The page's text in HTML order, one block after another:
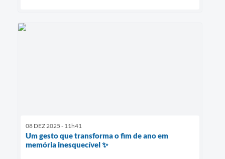
08 DEZ 2025 - 11h41
Um gesto que transforma o fim de ano em
memória inesquecível ✨